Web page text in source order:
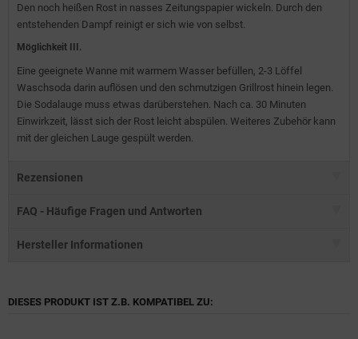
Den noch heißen Rost in nasses Zeitungspapier wickeln. Durch den
entstehenden Dampf reinigt er sich wie von selbst.
Möglichkeit III.
Eine geeignete Wanne mit warmem Wasser befüllen, 2-3 Löffel
Waschsoda darin auflösen und den schmutzigen Grillrost hinein legen.
Die Sodalauge muss etwas darüberstehen. Nach ca. 30 Minuten
Einwirkzeit, lässt sich der Rost leicht abspülen. Weiteres Zubehör kann
mit der gleichen Lauge gespült werden.
Rezensionen
FAQ - Häufige Fragen und Antworten
Hersteller Informationen
DIESES PRODUKT IST Z.B. KOMPATIBEL ZU: